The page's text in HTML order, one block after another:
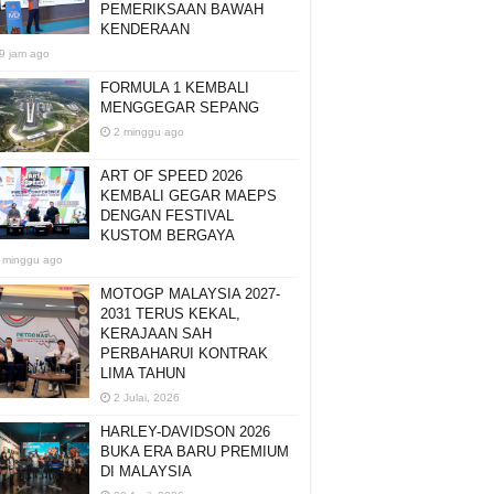
PEMERIKSAAN BAWAH
KENDERAAN
jam ago
FORMULA 1 KEMBALI
MENGGEGAR SEPANG
2 minggu ago
ART OF SPEED 2026
KEMBALI GEGAR MAEPS
DENGAN FESTIVAL
KUSTOM BERGAYA
minggu ago
MOTOGP MALAYSIA 2027-
2031 TERUS KEKAL,
KERAJAAN SAH
PERBAHARUI KONTRAK
LIMA TAHUN
2 Julai, 2026
HARLEY-DAVIDSON 2026
BUKA ERA BARU PREMIUM
DI MALAYSIA